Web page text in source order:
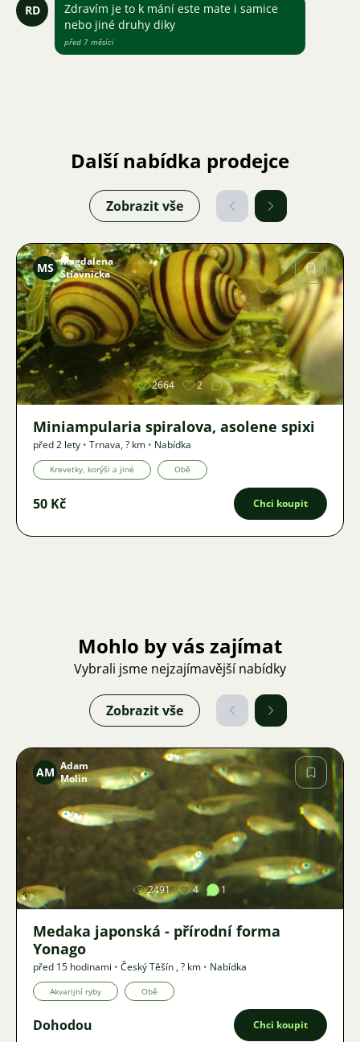
RD
Zdravím je to k mání este mate i samice
nebo jiné druhy diky
před 7 měsíci
Další nabídka prodejce
Zobrazit vše
Obrázek
MS Magdalena
Stiavnicka
2664 2
Miniampularia spiralova, asolene spixi
před 2 lety • Trnava,? km • Nabídka
Krevetky, korýši a jiné Obě
50 Kč Chci koupit
Mohlo by vás zajímat
Vybrali jsme nejzajímavější nabídky
Zobrazit vše
Obrázek
AM Adam
Molin
2491 4 1
Medaka japonská - přírodní forma
Yonago
před 15 hodinami • Český Těšín ,? km • Nabídka
Akvarijní ryby Obě
Dohodou Chci koupit